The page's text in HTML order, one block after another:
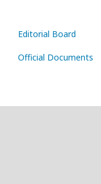
Editorial Board
Official Documents